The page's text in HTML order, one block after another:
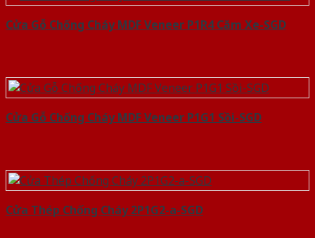
Cửa Gỗ Chống Cháy MDF Veneer P1R4 Căm Xe-SGD
Cửa Gỗ Chống Cháy MDF Veneer P1G1 Sồi-SGD
Cửa Thép Chống Cháy 2P1G2-a-SGD